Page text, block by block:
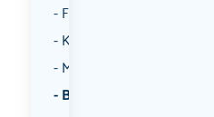
Film
Kunst & Cultuur
Muziek
Bekijk alle categorieën